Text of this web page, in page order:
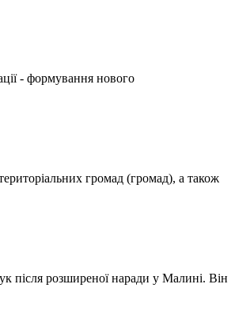
- формування нового
громад (громад), а також
після розширеної наради у Малині. Він